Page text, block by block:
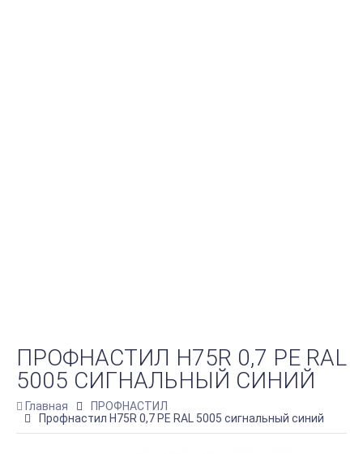
ПРОФНАСТИЛ Н75R 0,7 PE RAL
5005 СИГНАЛЬНЫЙ СИНИЙ
Главная
ПРОФНАСТИЛ
Профнастил Н75R 0,7 PE RAL 5005 сигнальный синий